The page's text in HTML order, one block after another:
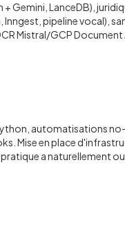
Gemini, LanceDB),
pipeline vocal),
Mistral/GCP Document
Python, automatisations
Mise en place
a naturellement